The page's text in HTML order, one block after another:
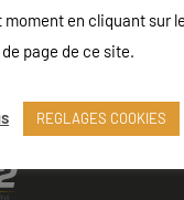
en cliquant sur
page de ce site.
REGLAGES COOKIES